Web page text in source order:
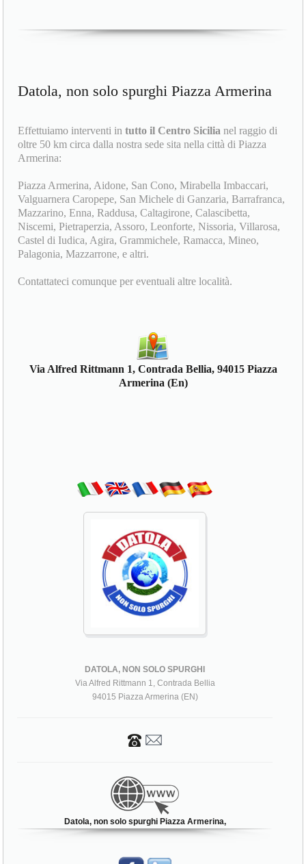
Datola, non solo spurghi Piazza Armerina
Effettuiamo interventi intutto il Centro Sicilia nel raggio di
oltre 50 km circa dalla nostra sede sita nella città di Piazza
Armerina:
Piazza Armerina, Aidone, San Cono, Mirabella Imbaccari,
Valguarnera Caropepe, San Michele di Ganzaria, Barrafranca,
Mazzarino, Enna, Raddusa, Caltagirone, Calascibetta,
Niscemi, Pietraperzia, Assoro, Leonforte, Nissoria, Villarosa,
Castel di Iudica, Agira, Grammichele, Ramacca, Mineo,
Palagonia, Mazzarrone, e altri.
Contattateci comunque per eventuali altre località.
Via Alfred Rittmann 1, Contrada Bellia, 94015 Piazza
Armerina (En)
DATOLA, NON SOLO SPURGHI
Via Alfred Rittmann 1, Contrada Bellia
94015 Piazza Armerina (EN)
Datola, non solo spurghi Piazza Armerina,